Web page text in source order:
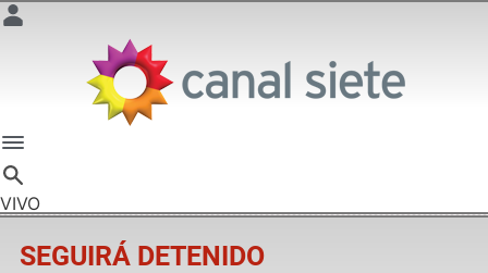
VIVO
SEGUIRÁ DETENIDO